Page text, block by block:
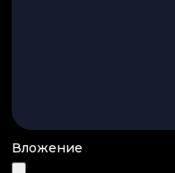
Вложение